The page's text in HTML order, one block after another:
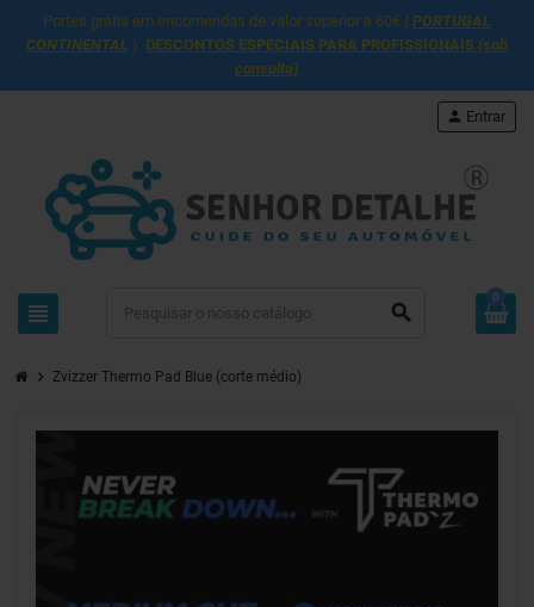
Portes grátis em encomendas de valor superior a 60€ ( PORTUGAL
CONTINENTAL ). DESCONTOS ESPECIAIS PARA PROFISSIONAIS (sob
consulta)
view_headline search
person Entrar
0
chevron_right Zvizzer Thermo Pad Blue (corte médio)